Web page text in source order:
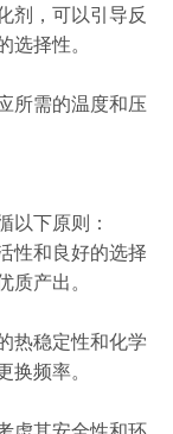
，可以引导反
选择性。
需的温度和压
以下原则：
和良好的选择
质产出。
稳定性和化学
换频率。